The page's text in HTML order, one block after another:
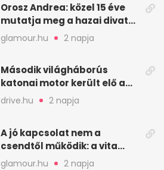
Orosz Andrea: közel 15 éve
mutatja meg a hazai divat
arcait
glamour.hu 2 napja
Második világháborús
katonai motor került elő a
Dunából a Batthyány térnél
drive.hu 2 napja
A jó kapcsolat nem a
csendtől működik: a vita
néha egészséges jel
glamour.hu 2 napja